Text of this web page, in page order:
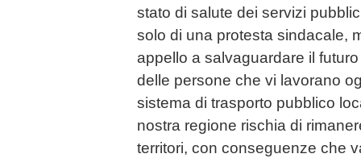
stato di salute dei servizi
solo di una protesta sindacale,
appello a salvaguardare il
delle persone che vi lavorano
sistema di trasporto pubblico
nostra regione rischia di
territori, con conseguenze che